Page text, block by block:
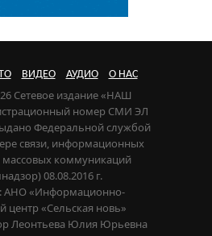
ВИДЕО АУДИО О НАС
Сетевое издание «НАШ
номер СМИ ЭЛ
Федеральной службой
связи, информационных
массовых коммуникаций
08.08.2016 г.
АНО «Информационно-
центр «Сельская новь»
Леонтьева Юлия Юрьевна